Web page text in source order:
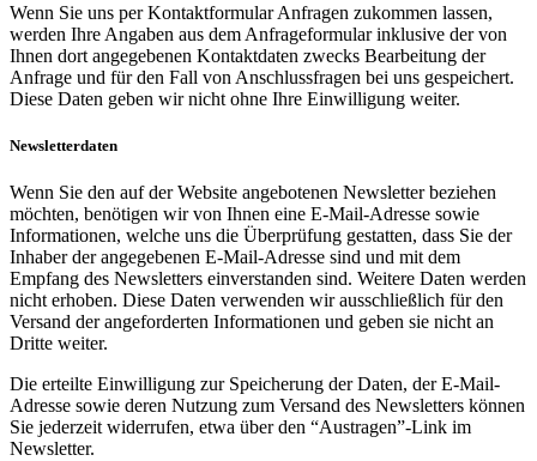
Wenn Sie uns per Kontaktformular Anfragen zukommen lassen,
werden Ihre Angaben aus dem Anfrageformular inklusive der von
Ihnen dort angegebenen Kontaktdaten zwecks Bearbeitung der
Anfrage und für den Fall von Anschlussfragen bei uns gespeichert.
Diese Daten geben wir nicht ohne Ihre Einwilligung weiter.
Newsletterdaten
Wenn Sie den auf der Website angebotenen Newsletter beziehen
möchten, benötigen wir von Ihnen eine E-Mail-Adresse sowie
Informationen, welche uns die Überprüfung gestatten, dass Sie der
Inhaber der angegebenen E-Mail-Adresse sind und mit dem
Empfang des Newsletters einverstanden sind. Weitere Daten werden
nicht erhoben. Diese Daten verwenden wir ausschließlich für den
Versand der angeforderten Informationen und geben sie nicht an
Dritte weiter.
Die erteilte Einwilligung zur Speicherung der Daten, der E-Mail-
Adresse sowie deren Nutzung zum Versand des Newsletters können
Sie jederzeit widerrufen, etwa über den “Austragen”-Link im
Newsletter.